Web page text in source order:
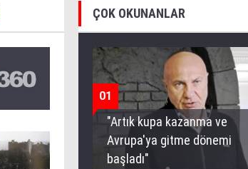
ÇOK OKUNANLAR
01
"Artık kupa kazanma ve
Avrupa'ya gitme dönemi
başladı"